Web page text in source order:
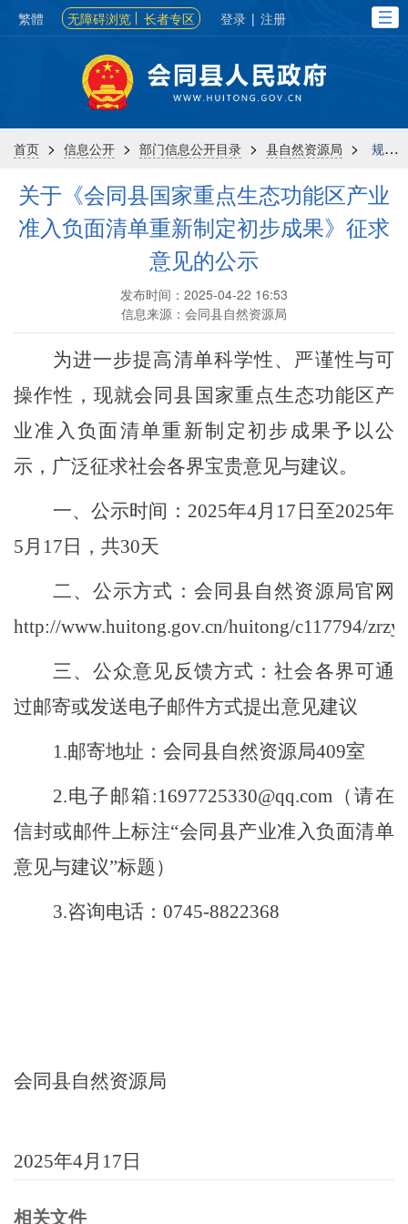
繁體 无障碍浏览 长者专区 登录 | 注册
首页 > 信息公开 > 部门信息公开目录 > 县自然资源局 > 规划计划
关于《会同县国家重点生态功能区产业
准入负面清单重新制定初步成果》征求
意见的公示
发布时间：2025-04-22 16:53
信息来源：会同县自然资源局
为进一步提高清单科学性、严谨性与可
操作性，现就会同县国家重点生态功能区产
业准入负面清单重新制定初步成果予以公
示，广泛征求社会各界宝贵意见与建议。
一、公示时间： 2025年4月17日至2025年
5月17日，共30天
二、公示方式：会同县自然资源局官网
http://www.huitong.gov.cn/huitong/c117794/
三、公众意见反馈方式：社会各界可通
过邮寄或发送电子邮件方式提出意见建议
1.邮寄地址：会同县自然资源局409室
2.电子邮箱:1697725330@qq.com（请在
信封或邮件上标注“会同县产业准入负面清单
意见与建议”标题）
3.咨询电话：0745-8822368
会同县自然资源局
2025年4月17日
相关文件